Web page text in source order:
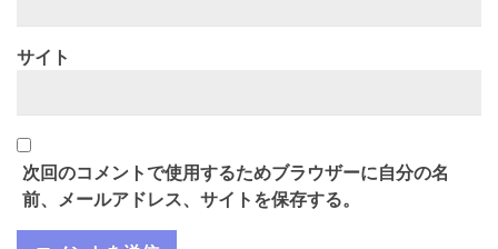
サイト
次回のコメントで使用するためブラウザーに自分の名
前、メールアドレス、サイトを保存する。